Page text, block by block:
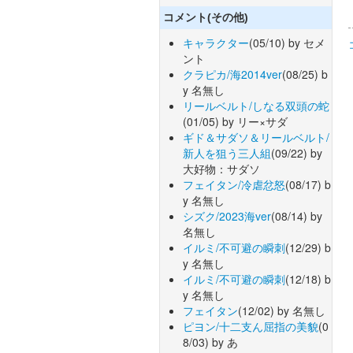
コメント(その他)
キャラクター(05/10) by セメ
ント
クラピカ/海2014ver(08/25) b
y 名無し
リールベルト/しなる双頭の蛇
(01/05) by リー×サダ
ギド＆サダソ＆リールベルト/
新人を狙う三人組(09/22) by
大好物：サダソ
フェイタン/冷虐忿怒(08/17) b
y 名無し
シズク/2023海ver(08/14) by
名無し
イルミ/不可避の瞬刺(12/29) b
y 名無し
イルミ/不可避の瞬刺(12/18) b
y 名無し
フェイタン(12/02) by 名無し
ピヨン/十二支ん屈指の美貌(0
8/03) by あ